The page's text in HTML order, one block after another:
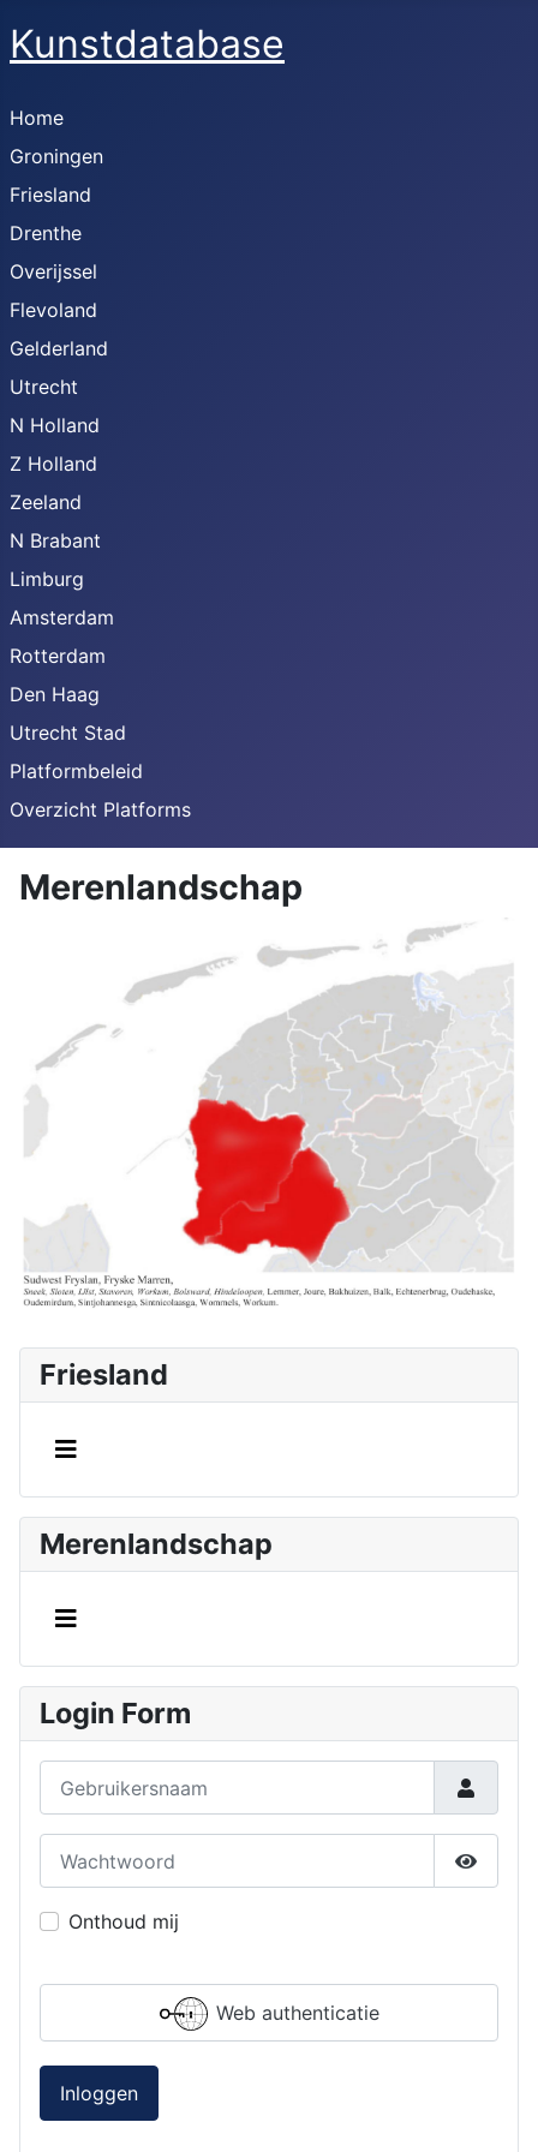
Kunstdatabase
Home
Groningen
Friesland
Drenthe
Overijssel
Flevoland
Gelderland
Utrecht
N Holland
Z Holland
Zeeland
N Brabant
Limburg
Amsterdam
Rotterdam
Den Haag
Utrecht Stad
Platformbeleid
Overzicht Platforms
Friesland
Merenlandschap
Login Form
Toon
Onthoud mij
Web authenticatie
Inloggen
Merenlandschap